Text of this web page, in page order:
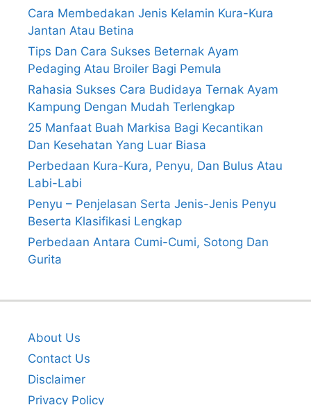
Cara Membedakan Jenis Kelamin Kura-Kura
Jantan Atau Betina
Tips Dan Cara Sukses Beternak Ayam
Pedaging Atau Broiler Bagi Pemula
Rahasia Sukses Cara Budidaya Ternak Ayam
Kampung Dengan Mudah Terlengkap
25 Manfaat Buah Markisa Bagi Kecantikan
Dan Kesehatan Yang Luar Biasa
Perbedaan Kura-Kura, Penyu, Dan Bulus Atau
Labi-Labi
Penyu – Penjelasan Serta Jenis-Jenis Penyu
Beserta Klasifikasi Lengkap
Perbedaan Antara Cumi-Cumi, Sotong Dan
Gurita
About Us
Contact Us
Disclaimer
Privacy Policy